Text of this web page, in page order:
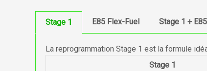
Stage 1 E85 Flex-Fuel Stage 1 +
La reprogrammation Stage 1 est la formule
Stage 1